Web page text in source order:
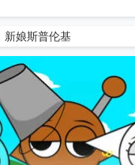
新娘斯普伦基